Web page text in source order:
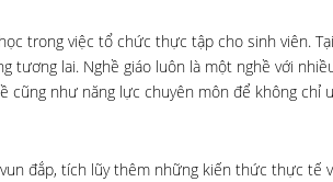
trong việc tổ chức thực tập cho sinh viên.
tương lai. Nghề giáo luôn là một nghề với
như năng lực chuyên môn để không chỉ
đắp, tích lũy thêm những kiến thức thực tế